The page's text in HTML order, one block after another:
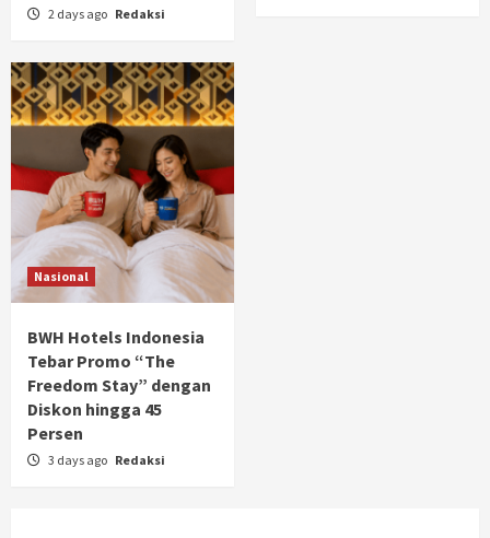
2 days ago Redaksi
Nasional
BWH Hotels Indonesia
Tebar Promo “The
Freedom Stay” dengan
Diskon hingga 45
Persen
3 days ago Redaksi